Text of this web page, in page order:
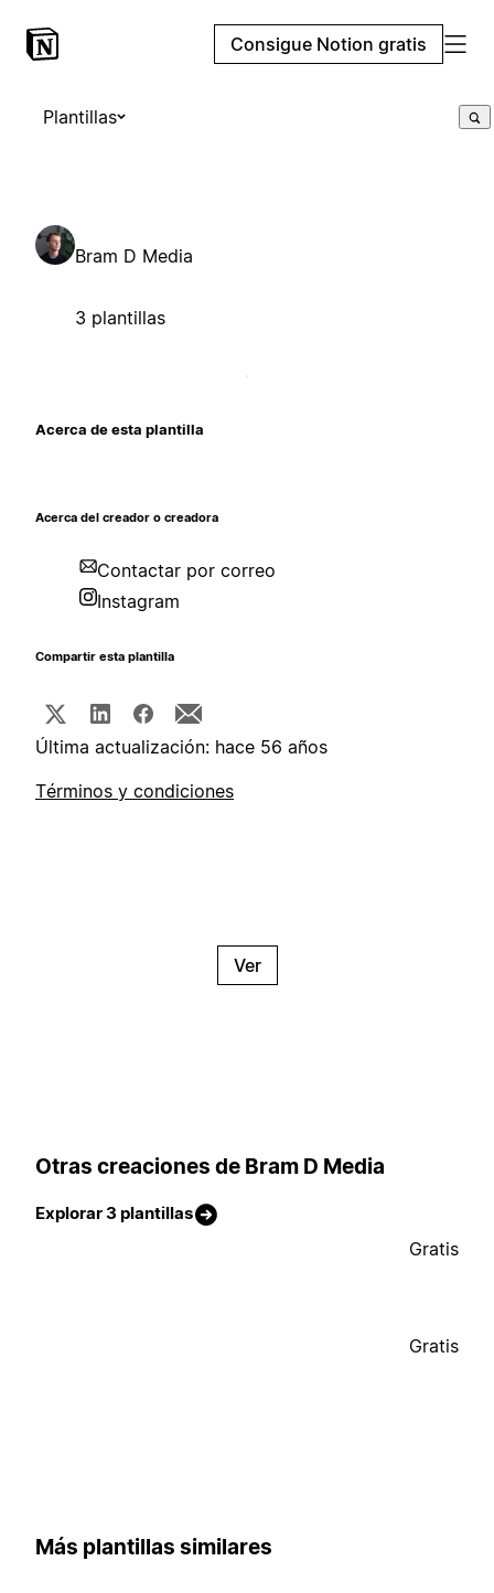
Consigue Notion gratis
Plantillas
Bram D Media
3 plantillas
Acerca de esta plantilla
Acerca del creador o creadora
Contactar por correo
Instagram
Compartir esta plantilla
Última actualización: hace 56 años
Términos y condiciones
Ver
Otras creaciones de Bram D Media
Explorar 3 plantillas
Gratis
Gratis
Más plantillas similares